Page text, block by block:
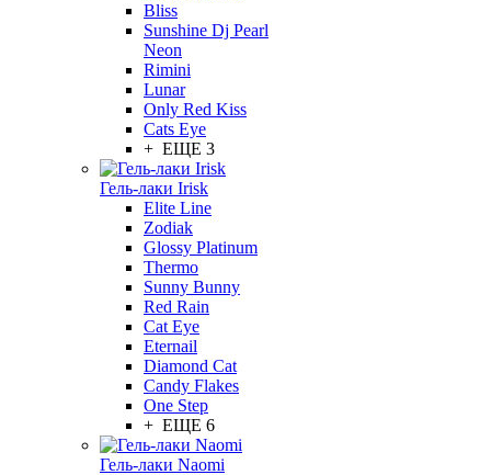
Bliss
Sunshine Dj Pearl
Neon
Rimini
Lunar
Only Red Kiss
Cats Eye
+ ЕЩЕ 3
Гель-лаки Irisk
Elite Line
Zodiak
Glossy Platinum
Thermo
Sunny Bunny
Red Rain
Cat Eye
Eternail
Diamond Cat
Candy Flakes
One Step
+ ЕЩЕ 6
Гель-лаки Naomi